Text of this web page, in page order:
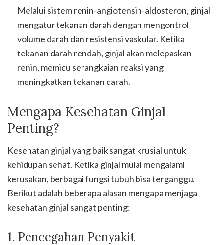
Melalui sistem renin-angiotensin-aldosteron, ginjal
mengatur tekanan darah dengan mengontrol
volume darah dan resistensi vaskular. Ketika
tekanan darah rendah, ginjal akan melepaskan
renin, memicu serangkaian reaksi yang
meningkatkan tekanan darah.
Mengapa Kesehatan Ginjal
Penting?
Kesehatan ginjal yang baik sangat krusial untuk
kehidupan sehat. Ketika ginjal mulai mengalami
kerusakan, berbagai fungsi tubuh bisa terganggu.
Berikut adalah beberapa alasan mengapa menjaga
kesehatan ginjal sangat penting:
1. Pencegahan Penyakit